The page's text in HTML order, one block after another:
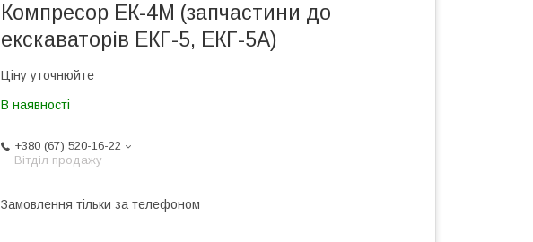
Компресор ЕК-4М (запчастини до
екскаваторів ЕКГ-5, ЕКГ-5А)
Ціну уточнюйте
В наявності
+380 (67) 520-16-22
Вітділ продажу
Замовлення тільки за телефоном